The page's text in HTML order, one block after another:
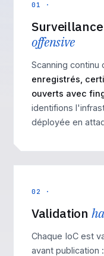
01 ·
offensive
Scanning continu
enregistrés,
ouverts avec
identifions
déployée en
02 ·
Validation
Chaque IoC est
avant publication :